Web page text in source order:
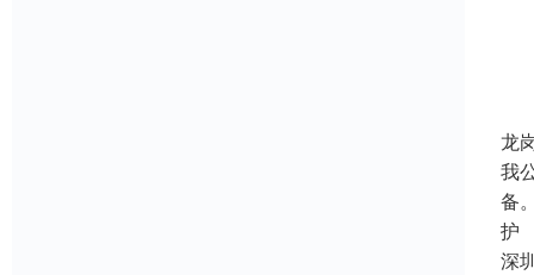
龙
我
备
护
深